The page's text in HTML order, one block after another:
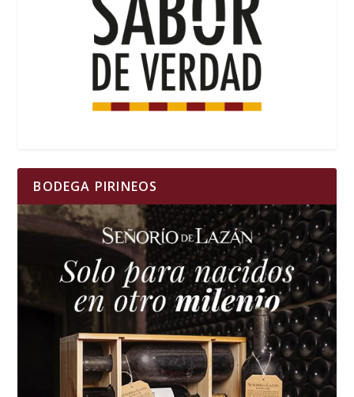
BODEGA PIRINEOS